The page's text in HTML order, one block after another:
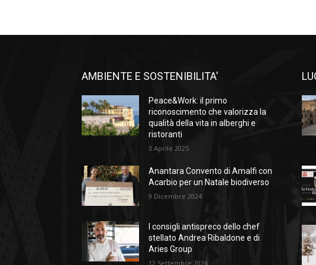
AMBIENTE E SOSTENIBILITA'
Peace&Work: il primo
riconoscimento che valorizza la
qualità della vita in alberghi e
ristoranti
3 Aprile 2025
Anantara Convento di Amalfi con
Acarbio per un Natale biodiverso
9 Dicembre 2024
I consigli antispreco dello chef
stellato Andrea Ribaldone e di
Aries Group
12 Settembre 2024